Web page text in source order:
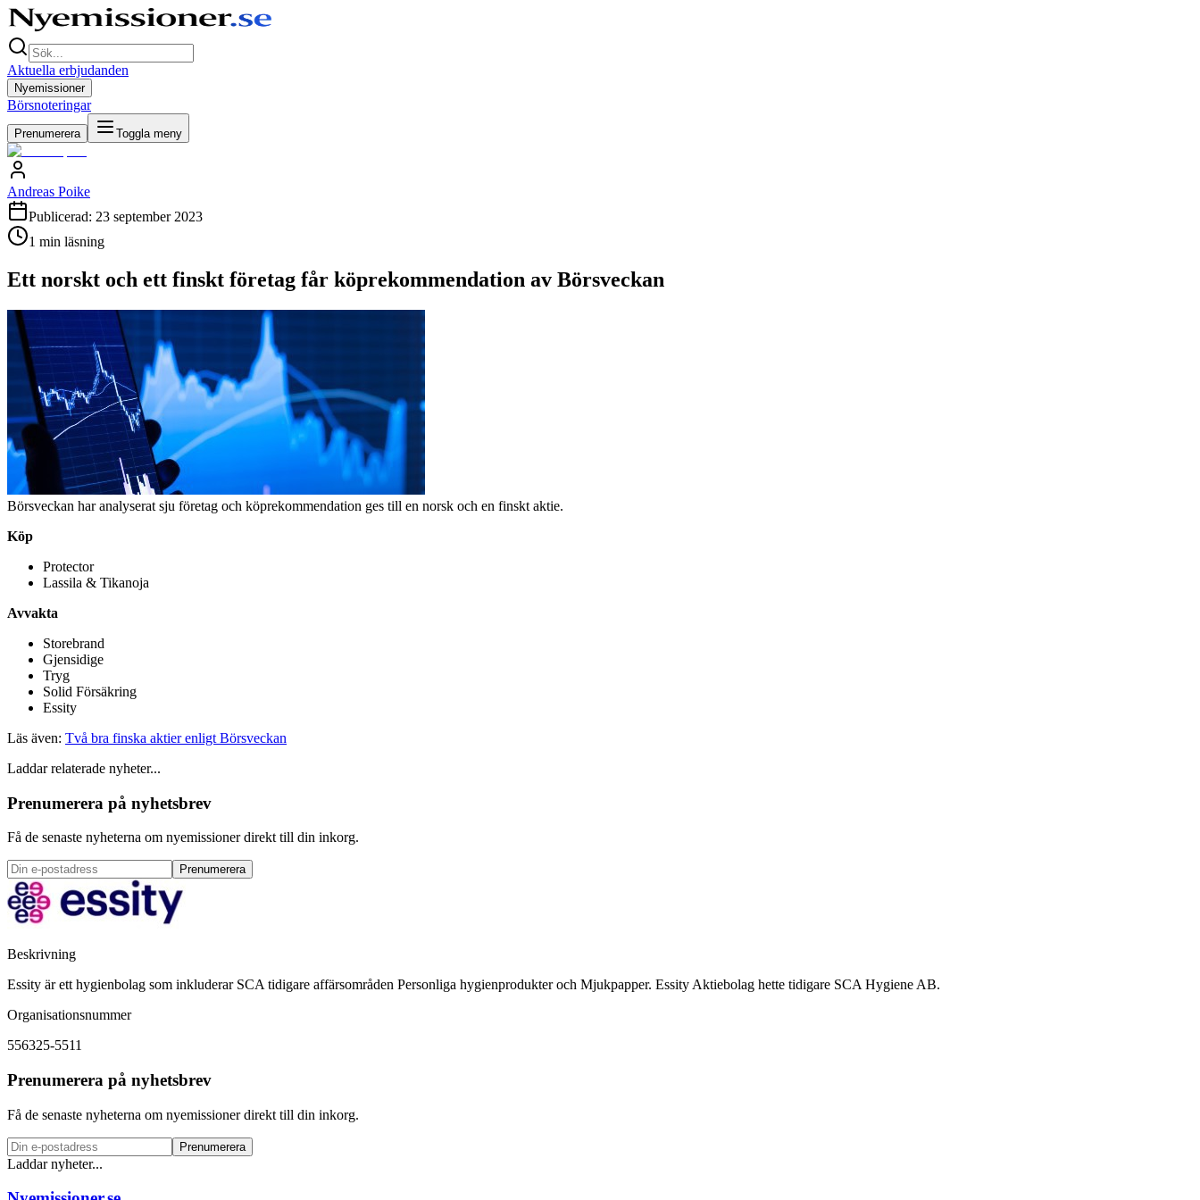
Aktuella erbjudanden
Nyemissioner
Börsnoteringar
Prenumerera Toggla meny
Andreas Poike
Publicerad: 23 september 2023
1 min läsning
Ett norskt och ett finskt företag får köprekommendation av Börsveckan
Börsveckan har analyserat sju företag och köprekommendation ges till en norsk och en finskt aktie.
Köp
Protector
Lassila & Tikanoja
Avvakta
Storebrand
Gjensidige
Tryg
Solid Försäkring
Essity
Läs även: Två bra finska aktier enligt Börsveckan
Laddar relaterade nyheter...
Prenumerera på nyhetsbrev
Få de senaste nyheterna om nyemissioner direkt till din inkorg.
Prenumerera
Beskrivning
Essity är ett hygienbolag som inkluderar SCA tidigare affärsområden Personliga hygienprodukter och Mjukpapper. Essity Aktiebolag hette tidigare SCA Hygiene AB.
Organisationsnummer
556325-5511
Prenumerera på nyhetsbrev
Få de senaste nyheterna om nyemissioner direkt till din inkorg.
Prenumerera
Laddar nyheter...